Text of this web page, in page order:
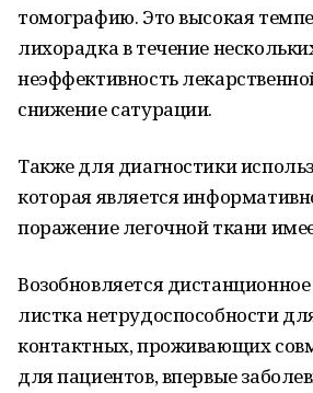
томографию. Это высокая
лихорадка в течение
неэффективность
снижение сатурации.
Также для диагностики
которая является
поражение легочной ткани
Возобновляется
листка нетрудоспособности
контактных, проживающих
для пациентов, впервые